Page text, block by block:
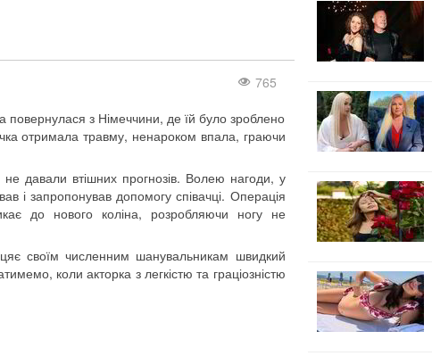
765
з Німеччини, де їй було зроблено
отримала травму, ненароком впала, граючи
давали втішних прогнозів. Волею нагоди, у
і запропонував допомогу співачці. Операція
до нового коліна, розробляючи ногу не
своїм численним шанувальникам швидкий
коли акторка з легкістю та граціозністю